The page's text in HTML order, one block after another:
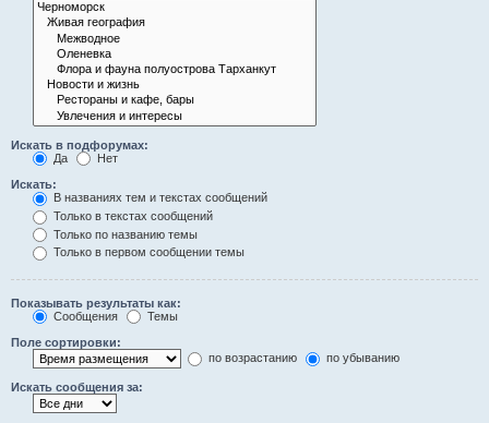
Искать в подфорумах:
Да
Нет
Искать:
В названиях тем и текстах сообщений
Только в текстах сообщений
Только по названию темы
Только в первом сообщении темы
Показывать результаты как:
Сообщения
Темы
Поле сортировки:
по возрастанию
по убыванию
Искать сообщения за: